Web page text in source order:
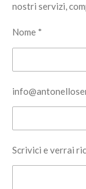
nostri servizi,
Nome *
Scrivici e verrai